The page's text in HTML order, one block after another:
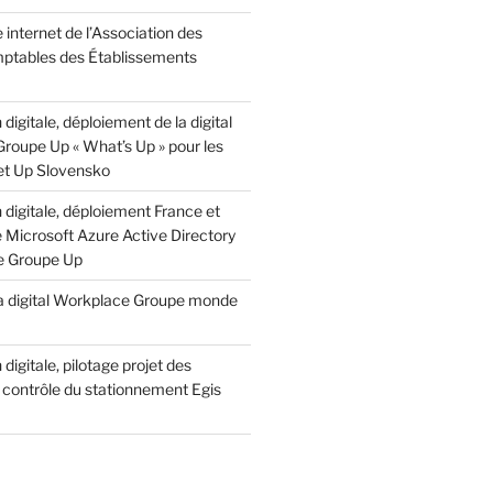
internet de l’Association des
des Établissements
déploiement de la digital
Up « What’s Up » pour les
Up Slovensko
déploiement France et
Microsoft Azure Active Directory
Groupe Up
digital Workplace Groupe monde
pilotage projet des
du stationnement Egis